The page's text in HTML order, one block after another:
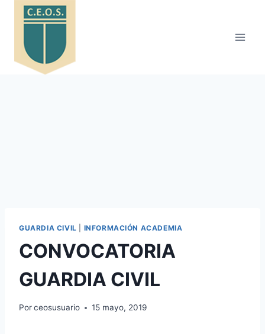
Saltar
GUARDIA CIVIL INFORMACIÓN ACADEMIA
CONVOCATORIA
GUARDIA CIVIL
Porceosusuario 15 mayo, 2019